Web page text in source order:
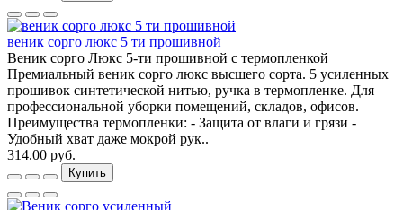
веник сорго люкс 5 ти прошивной
Веник сорго Люкс 5-ти прошивной с термопленкой
Премиальный веник сорго люкс высшего сорта. 5 усиленных
прошивок синтетической нитью, ручка в термопленке. Для
профессиональной уборки помещений, складов, офисов.
Преимущества термопленки: - Защита от влаги и грязи -
Удобный хват даже мокрой рук..
314.00 руб.
Купить